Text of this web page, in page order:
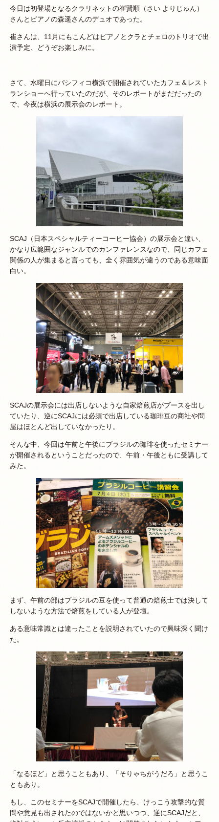
今日は初登場となるクラリネットの崔賢順（さい よりじゅん）
さんとピアノの森遥さんのデュオであった。
崔さんは、11月にもこんどはピアノとクラとチェロのトリオで出
演予定、どうぞお楽しみに。
さて、水曜日にパシフィコ横浜で開催されていたカフェ＆レスト
ランショーへ行っていたのだが、そのレポートがまだだったの
で、今夜は横浜の展示会のレポート。
SCAJ（日本スペシャルティーコーヒー協会）の展示会と違い、
かなり広範囲なジャンルでのカンファレンスなので、同じカフェ
関係の人が集まると言っても、全く雰囲気が違うのである意味面
白い。
SCAJの展示会には出店しないような自家焙煎店がブースを出し
ていたり、逆にSCAJには必須で出店している珈琲豆の商社や問
屋はほとんど出していなかったり。
そんな中、今回は午前と午後にブラジルの珈琲を使ったセミナー
が開催されるということだったので、午前・午後ともに受講して
みた。
まず、午前の部はブラジルの豆を使って普通の焙煎士では決して
しないような方法で焙煎をしている人が登壇。
ある意味常識とは違ったことを説明されていたので興味深く聞け
た。
「なるほど」と思うこともあり、「そりゃちがうだろ」と思うこ
ともあり。
もし、このセミナーをSCAJで開催したら、けっこう攻撃的な質
問や意見も出されたのではないかと思いつつ、逆にSCAJだと、